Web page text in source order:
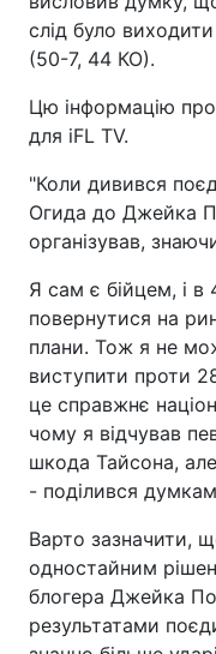
слід було
(50-7, 44 КО).
Цю інформацію
для iFL TV.
"Коли дивився
Огида до Джейка
організував,
Я сам є бійцем, і в
повернутися на
плани. Тож я не
виступити проти
це справжнє
чому я відчував
шкода Тайсона,
- поділився
Варто зазначити,
одностайним
блогера Джейка
результатами